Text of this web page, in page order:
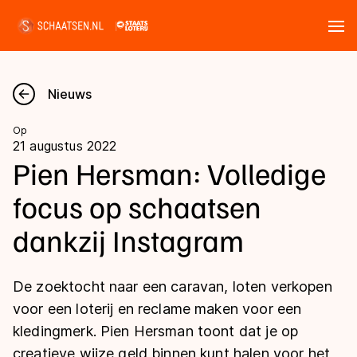
Nieuws
Kalender
Disciplines
Marathon
Inlineskaten
Uitslagen
Langebaan
Shorttrack
Marathon
Tijden & historie
Ranglijsten Langebaan
Nieuws
Op
21 augustus 2022
Pien Hersman: Volledige
focus op schaatsen
dankzij Instagram
De zoektocht naar een caravan, loten verkopen
voor een loterij en reclame maken voor een
kledingmerk. Pien Hersman toont dat je op
creatieve wijze geld binnen kunt halen voor het